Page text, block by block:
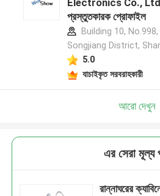
Electronics Co.,
প্রস্তুতকারক প্রোফাইল
Building 10,
Songjiang District,
5.0
যাচাইকৃত সরবরাহকারী
আরো দেখুন
এর সেরা মূল্য
রান্নাঘরের